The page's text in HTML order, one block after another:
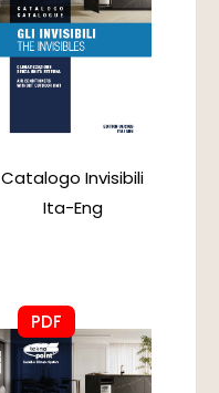
Catalogo Invisibili
Ita-Eng
PDF